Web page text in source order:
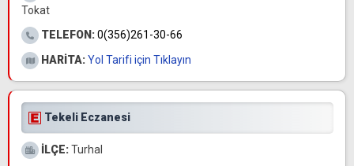
Tokat
TELEFON:0(356)261-30-66
HARİTA:Yol Tarifi için Tıklayın
Tekeli Eczanesi
İLÇE:Turhal